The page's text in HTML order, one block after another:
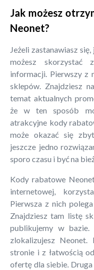
Jak możesz
Neonet?
Jeżeli zastanawiasz
możesz skorzystać
informacji. Pierwszy z
sklepów. Znajdziesz
temat aktualnych
że w ten sposób
atrakcyjne kody
może okazać się zbyt
jeszcze jedno
sporo czasu i być na
Kody rabatowe
internetowej,
Pierwsza z nich
Znajdziesz tam listę
publikujemy w
zlokalizujesz
stronie i z łatwością
ofertę dla siebie.